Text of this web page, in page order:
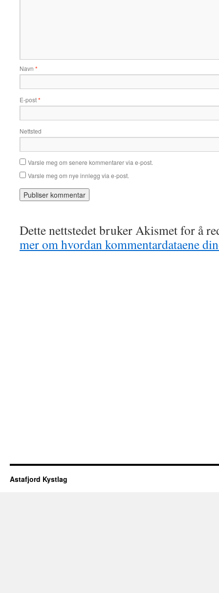
Navn *
E-post*
Nettsted
Varsle meg om senere kommentarer via e-post.
Varsle meg om nye innlegg via e-post.
Dette nettstedet bruker Akismet for å
mer om hvordan kommentardataene
Astafjord Kystlag